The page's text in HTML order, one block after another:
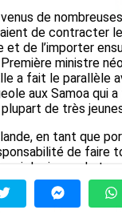
en juin 2026 :
recul en
D'ARTICLES DU FIL
Tv
de
de contracter
et de l’importer
ministre
a fait le parallèle
aux Samoa qui a
de très
en tant que
de faire
le risque de
déclaré à des